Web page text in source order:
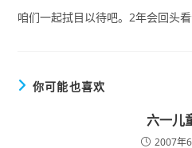
咱们一起拭目以待吧。2年会回头看
你可能也喜欢
六一儿
2007年